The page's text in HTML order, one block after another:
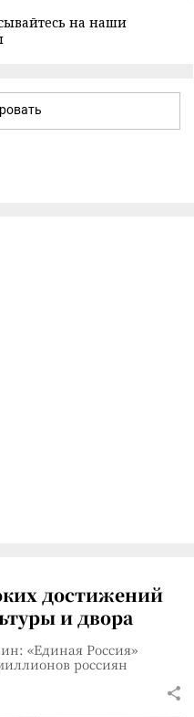
на наши
достижений
и двора
«Единая Россия»
россиян